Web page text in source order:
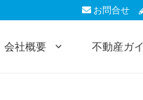
お問合せ
会社概要 不動産ガ